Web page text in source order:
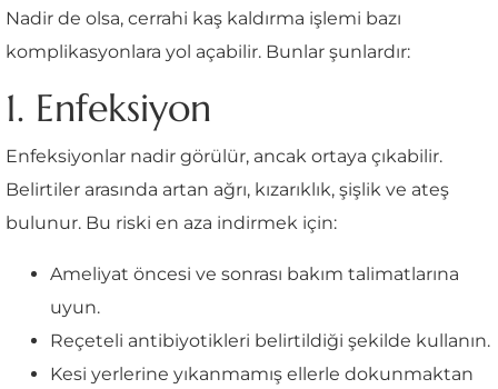
Nadir de olsa, cerrahi kaş kaldırma işlemi bazı
komplikasyonlara yol açabilir. Bunlar şunlardır:
1. Enfeksiyon
Enfeksiyonlar nadir görülür, ancak ortaya çıkabilir.
Belirtiler arasında artan ağrı, kızarıklık, şişlik ve ateş
bulunur. Bu riski en aza indirmek için:
Ameliyat öncesi ve sonrası bakım talimatlarına
uyun.
Reçeteli antibiyotikleri belirtildiği şekilde kullanın.
Kesi yerlerine yıkanmamış ellerle dokunmaktan